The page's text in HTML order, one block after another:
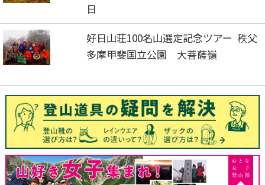
日
好日山荘100名山選定記念ツアー 秩父
多摩甲斐国立公園 大菩薩嶺